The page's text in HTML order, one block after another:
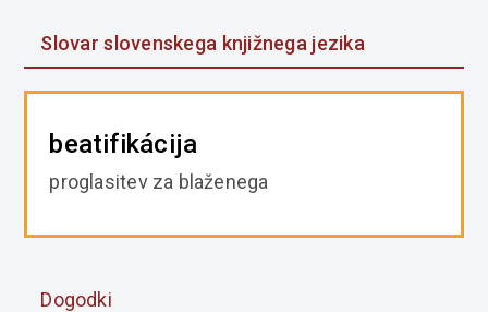
Slovar slovenskega knjižnega jezika
beatifikácija
proglasitev za blaženega
Dogodki